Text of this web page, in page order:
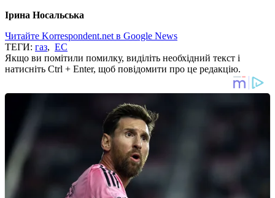
Ірина Носальська
Читайте Korrespondent.net в Google News
ТЕГИ: газ, ЕС
Якщо ви помітили помилку, виділіть необхідний текст і
натисніть Ctrl + Enter, щоб повідомити про це редакцію.